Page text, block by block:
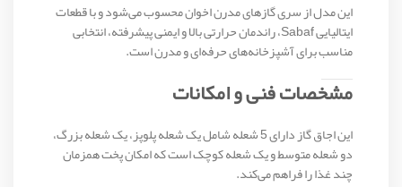
این مدل از سری گازهای مدرن اخوان محسوب می‌شود و با قطعات
ایتالیایی Sabaf، راندمان حرارتی بالا و ایمنی پیشرفته، انتخابی
مناسب برای آشپزخانه‌های حرفه‌ای و مدرن است.
مشخصات فنی و امکانات
این اجاق گاز دارای 5 شعله شامل یک شعله پلوپز، یک شعله بزرگ،
دو شعله متوسط و یک شعله کوچک است که امکان پخت همزمان
چند غذا را فراهم می‌کند.